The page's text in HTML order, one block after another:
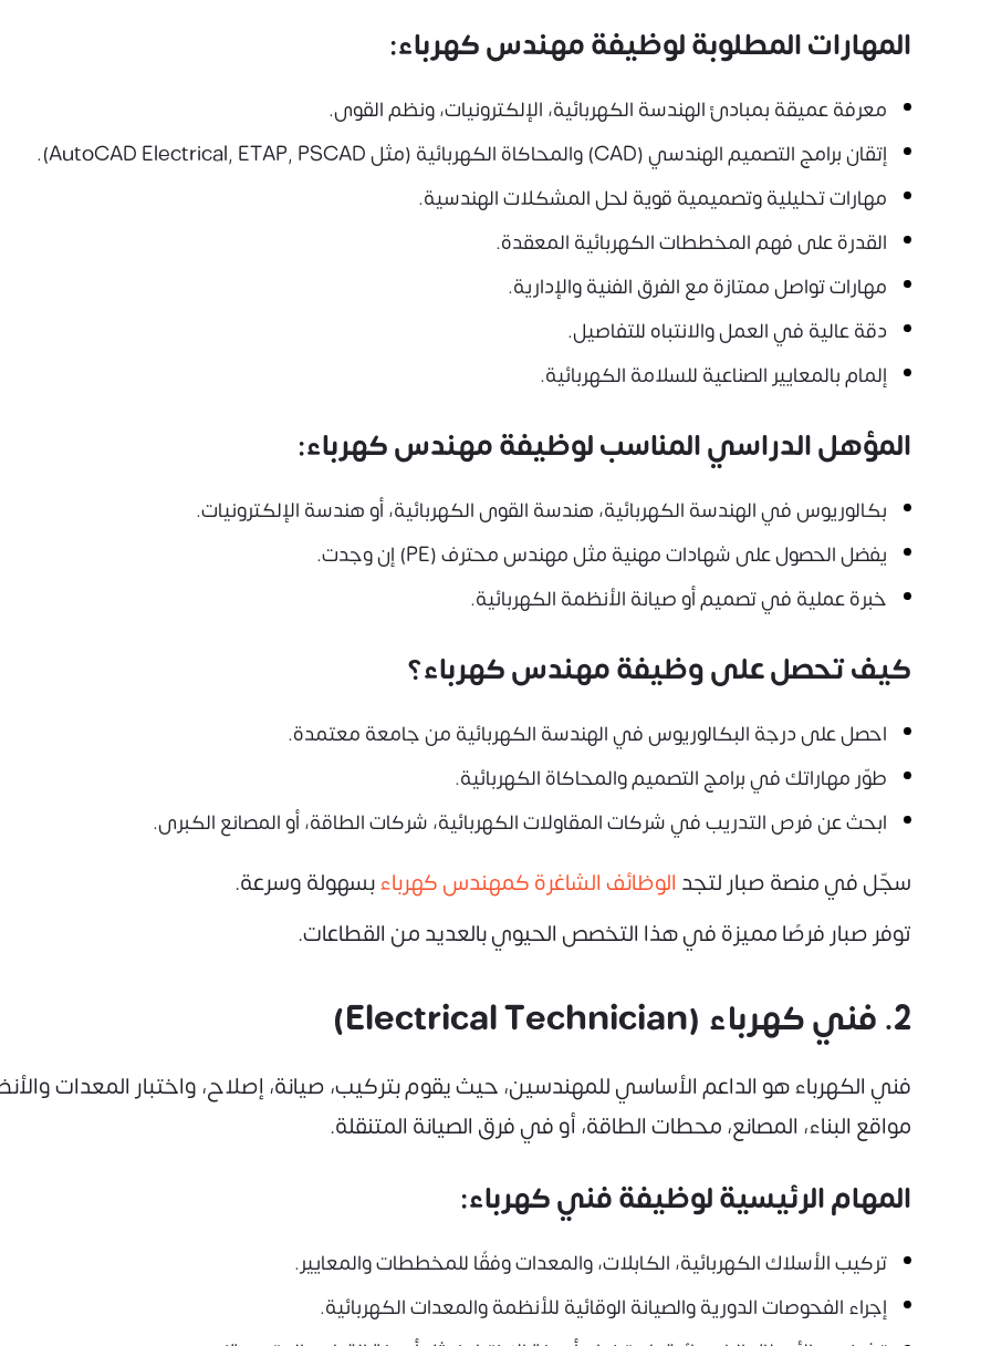
المهارات المطلوبة لوظيفة مهندس كهرباء:
معرفة عميقة بمبادئ الهندسة الكهربائية، الإلكترونيات، ونظم القوى.
إتقان برامج التصميم الهندسي (CAD) والمحاكاة الكهربائية (مثل AutoCAD Electrical, ETAP, PSCAD).
مهارات تحليلية وتصميمية قوية لحل المشكلات الهندسية.
القدرة على فهم المخططات الكهربائية المعقدة.
مهارات تواصل ممتازة مع الفرق الفنية والإدارية.
دقة عالية في العمل والانتباه للتفاصيل.
إلمام بالمعايير الصناعية للسلامة الكهربائية.
المؤهل الدراسي المناسب لوظيفة مهندس كهرباء:
بكالوريوس في الهندسة الكهربائية، هندسة القوى الكهربائية، أو هندسة الإلكترونيات.
يفضل الحصول على شهادات مهنية مثل مهندس محترف (PE) إن وجدت.
خبرة عملية في تصميم أو صيانة الأنظمة الكهربائية.
كيف تحصل على وظيفة مهندس كهرباء؟
احصل على درجة البكالوريوس في الهندسة الكهربائية من جامعة معتمدة.
طوّر مهاراتك في برامج التصميم والمحاكاة الكهربائية.
ابحث عن فرص التدريب في شركات المقاولات الكهربائية، شركات الطاقة، أو المصانع الكبرى.
سجّل في منصة صبار لتجد الوظائف الشاغرة كمهندس كهرباءبسهولة وسرعة.
توفر صبار فرصًا مميزة في هذا التخصص الحيوي بالعديد من القطاعات.
2. فني كهرباء (Electrical Technician)
فني الكهرباء هو الداعم الأساسي للمهندسين، حيث يقوم بتركيب، صيانة، إصلاح، واختبار المعدات
مواقع البناء، المصانع، محطات الطاقة، أو في فرق الصيانة المتنقلة.
المهام الرئيسية لوظيفة فني كهرباء:
تركيب الأسلاك الكهربائية، الكابلات، والمعدات وفقًا للمخططات والمعايير.
إجراء الفحوصات الدورية والصيانة الوقائية للأنظمة والمعدات الكهربائية.